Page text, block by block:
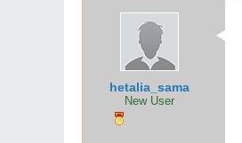
hetalia_sama
New User